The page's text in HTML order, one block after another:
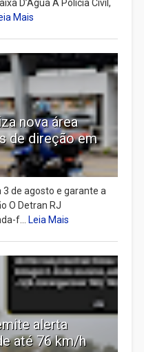
D’Água A Polícia Civil,
Mais
nova área
de direção em
3 de agosto e garante a
O Detran RJ
f...
Leia Mais
alerta
até 76 km/h